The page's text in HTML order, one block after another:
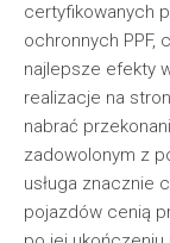
certyfikowanych
ochronnych PPF,
najlepsze efekty
realizacje na
nabrać
zadowolonym z
usługa znacznie
pojazdów cenią